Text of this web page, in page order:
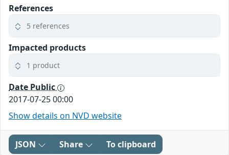
References
5 references
Impacted products
1 product
Date Public
2017-07-25 00:00
Show details on NVD website
JSON Share To clipboard